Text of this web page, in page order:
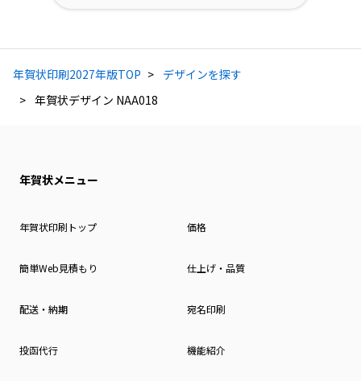
年賀状印刷2027年版TOP
デザインを探す
年賀状デザイン NAA018
年賀状メニュー
年賀状印刷トップ 価格
簡単Web見積もり 仕上げ・品質
配送・納期 宛名印刷
投函代行 機能紹介